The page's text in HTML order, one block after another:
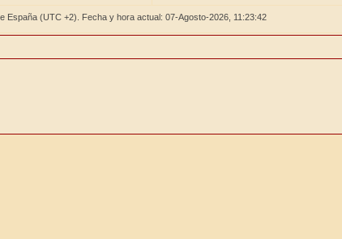
España (UTC +2). Fecha y hora actual: 07-Agosto-2026, 11:23:43